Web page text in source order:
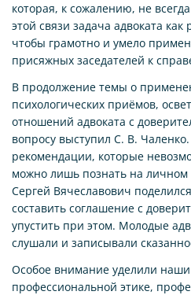
которая, к сожалению, не
этой связи задача адвоката
чтобы грамотно и умело
присяжных заседателей к
В продолжение темы о
психологических приёмов,
отношений адвоката с
вопросу выступил С. В.
рекомендации, которые
можно лишь познать на личном
Сергей Вячеславович
составить соглашение с
упустить при этом. Молодые
слушали и записывали
Особое внимание уделили
профессиональной этике,